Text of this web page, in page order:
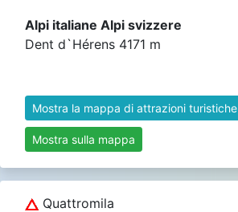
Alpi italiane Alpi svizzere
Dent d`Hérens 4171 m
Mostra la mappa di attrazioni turistiche
Mostra sulla mappa
Quattromila